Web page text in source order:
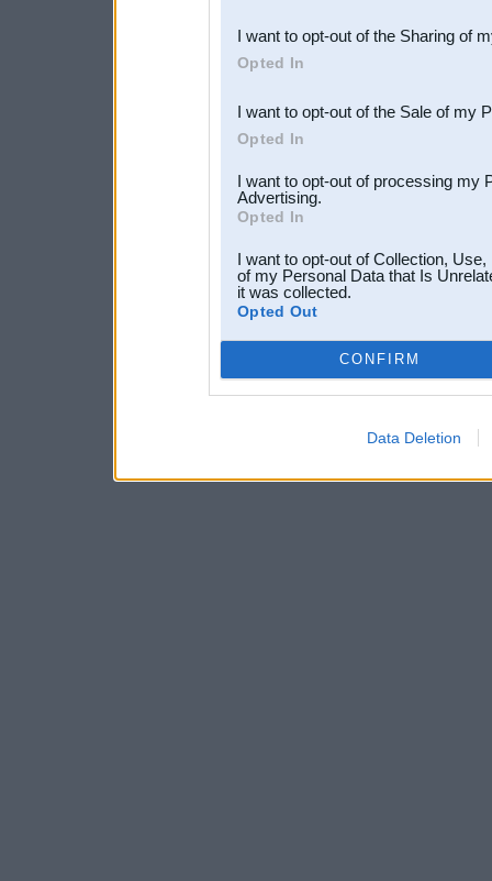
Downstream Participants
third parties.
I want to opt-out of the Sharing of
Opted In
I want to opt-out of the Sale of my
Opted In
I want to opt-out of processing my
Advertising.
Opted In
I want to opt-out of Collection,
of my Personal Data that Is
it was collected.
Opted Out
CONFIRM
Data Deletion